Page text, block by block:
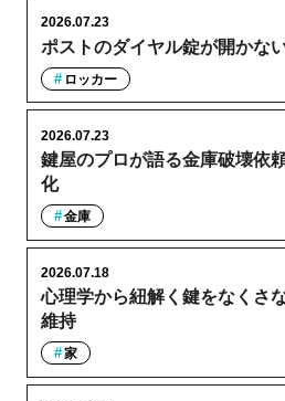
ポストのダイヤル錠が開かな
2026.07.23
ロッカー
鍵屋のプロが語る金庫破壊依
化
2026.07.23
金庫
心理学から紐解く鍵をなくさ
維持
2026.07.18
家